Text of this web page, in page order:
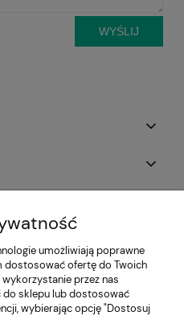
WYŚLIJ
umożliwiają poprawne
dostosować ofertę do Twoich
przez nas
sklepu lub dostosować
wybierając opcję "Dostosuj